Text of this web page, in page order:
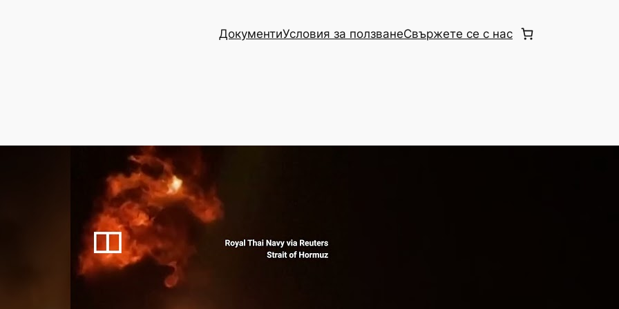
ДокументиУсловия за ползванеСвържете се с нас